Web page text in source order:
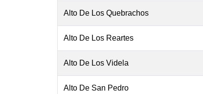
Alto De Los Quebrachos
Alto De Los Reartes
Alto De Los Videla
Alto De San Pedro